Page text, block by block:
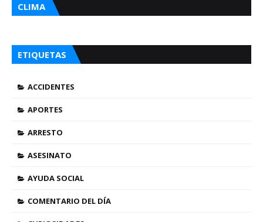
CLIMA
ETIQUETAS
ACCIDENTES
APORTES
ARRESTO
ASESINATO
AYUDA SOCIAL
COMENTARIO DEL DÍA